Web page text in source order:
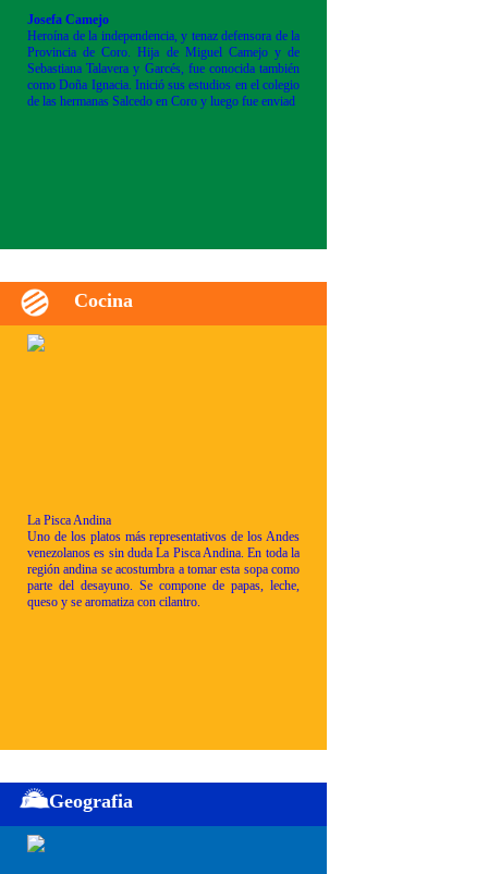
Josefa Camejo
Heroína de la independencia, y tenaz defensora de la
Provincia de Coro. Hija de Miguel Camejo y de
Sebastiana Talavera y Garcés, fue conocida también
como Doña Ignacia. Inició sus estudios en el colegio
de las hermanas Salcedo en Coro y luego fue enviad
Cocina
La Pisca Andina
Uno de los platos más representativos de los Andes
venezolanos es sin duda La Pisca Andina. En toda la
región andina se acostumbra a tomar esta sopa como
parte del desayuno. Se compone de papas, leche,
queso y se aromatiza con cilantro.
Geografia